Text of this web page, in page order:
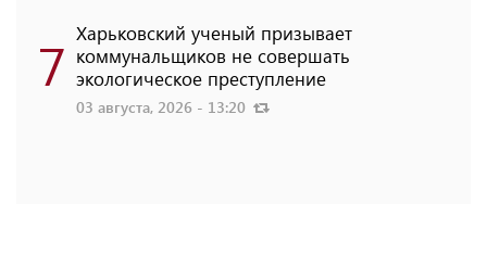
7 Харьковский ученый призывает
коммунальщиков не совершать
экологическое преступление
03 августа, 2026 - 13:20